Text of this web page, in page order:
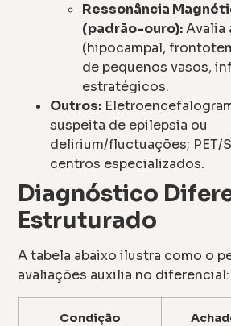
Ressonância
(padrão-ouro):Avalia
(hipocampal,
de pequenos vasos,
estratégicos.
Outros:
suspeita de epilepsia ou
delirium/fluctuações; PET/
centros especializados.
Diagnóstico
Estruturado
A tabela abaixo ilustra como o
avaliações auxilia no diferencial:
Condição